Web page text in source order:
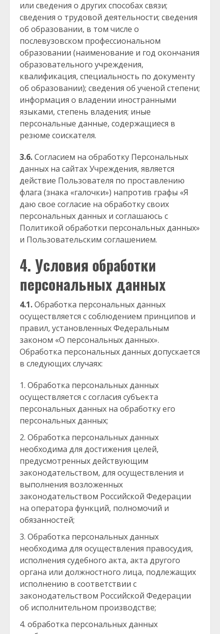
или сведения о других способах связи;
сведения о трудовой деятельности; сведения
об образовании, в том числе о
послевузовском профессиональном
образовании (наименование и год окончания
образовательного учреждения,
квалификация, специальность по документу
об образовании); сведения об ученой степени;
информация о владении иностранными
языками, степень владения; иные
персональные данные, содержащиеся в
резюме соискателя.
3.6.Согласием на обработку Персональных
данных на сайтах Учреждения, является
действие Пользователя по проставлению
флага (знака «галочки») напротив графы «Я
даю свое согласие на обработку своих
персональных данных и соглашаюсь с
Политикой обработки персональных данных»
и Пользовательским соглашением.
4. Условия обработки
персональных данных
4.1.Обработка персональных данных
осуществляется с соблюдением принципов и
правил, установленных Федеральным
законом «О персональных данных».
Обработка персональных данных допускается
в следующих случаях:
Обработка персональных данных
осуществляется с согласия субъекта
персональных данных на обработку его
персональных данных;
Обработка персональных данных
необходима для достижения целей,
предусмотренных действующим
законодательством, для осуществления и
выполнения возложенных
законодательством Российской Федерации
на оператора функций, полномочий и
обязанностей;
Обработка персональных данных
необходима для осуществления правосудия,
исполнения судебного акта, акта другого
органа или должностного лица, подлежащих
исполнению в соответствии с
законодательством Российской Федерации
об исполнительном производстве;
обработка персональных данных